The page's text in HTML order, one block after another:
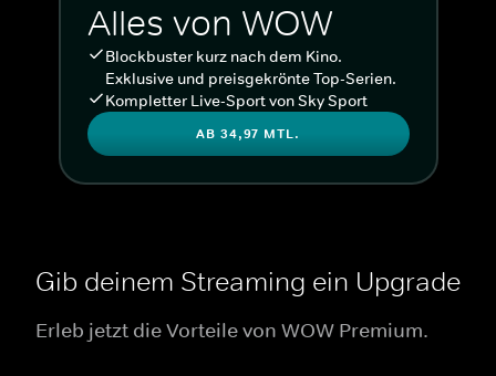
Alles von WOW
Blockbuster kurz nach dem Kino.
Exklusive und preisgekrönte Top-Serien.
Kompletter Live-Sport von Sky Sport
AB 34,97 MTL.
Gib deinem Streaming ein Upgrade
Erleb jetzt die Vorteile von WOW Premium.